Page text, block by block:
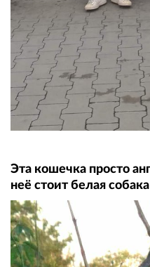
Эта кошечка просто
неё стоит белая собака